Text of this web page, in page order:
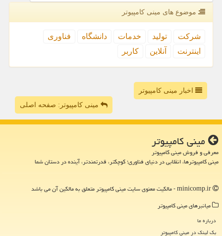
موضوع های مینی كامپیوتر
شركت تولید خدمات دانشگاه
فناوری
اینترنت
آنلاین كاربر
اخبار مینی کامپیوتر
مینی کامپیوتر: صفحه اصلی
مینی كامپیوتر
معرفی و فروش مینی کامپیوتر
مینی کامپیوترها، انقلابی در دنیای فناوری؛ کوچکتر، قدرتمندتر، آینده در دستان شما
میانبرهای مینی كامپیوتر
درباره ما
بک لینک در مینی كامپیوتر